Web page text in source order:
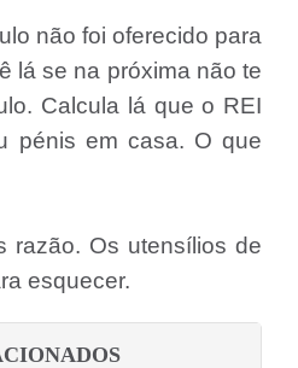
não foi oferecido para
lá se na próxima não te
Calcula lá que o REI
pénis em casa. O que
razão. Os utensílios de
esquecer.